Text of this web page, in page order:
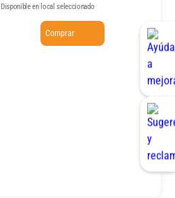
Disponible en local seleccionado
Comprar